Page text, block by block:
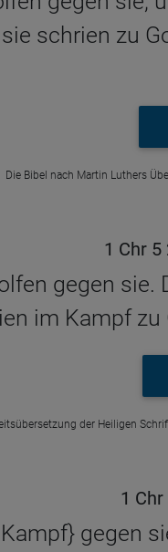
schrien zu
Die Bibel nach Martin Luthers
1 Chr
gegen sie.
im Kampf
der Heiligen
1
gegen